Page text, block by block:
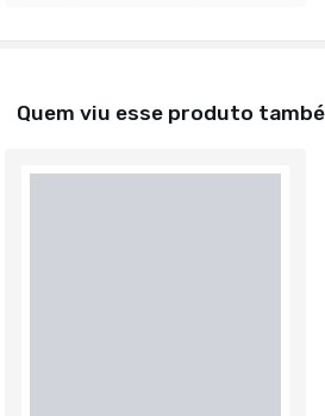
Quem viu esse produto